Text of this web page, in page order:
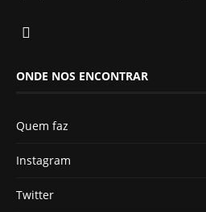
ONDE NOS ENCONTRAR
Quem faz
Instagram
Twitter